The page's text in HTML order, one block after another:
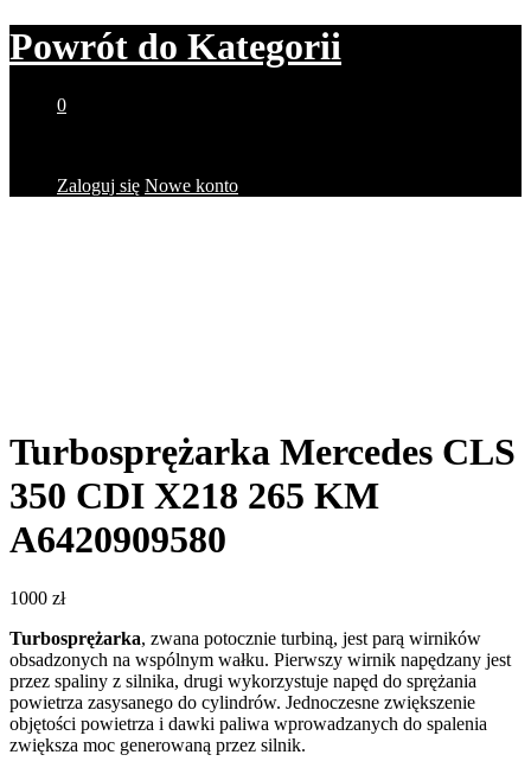
Powrót do Kategorii
0
Zaloguj się Nowe konto
Turbosprężarka Mercedes CLS
350 CDI X218 265 KM
A6420909580
1000 zł
Turbosprężarka, zwana potocznie turbiną, jest parą wirników
obsadzonych na wspólnym wałku. Pierwszy wirnik napędzany jest
przez spaliny z silnika, drugi wykorzystuje napęd do sprężania
powietrza zasysanego do cylindrów. Jednoczesne zwiększenie
objętości powietrza i dawki paliwa wprowadzanych do spalenia
zwiększa moc generowaną przez silnik.